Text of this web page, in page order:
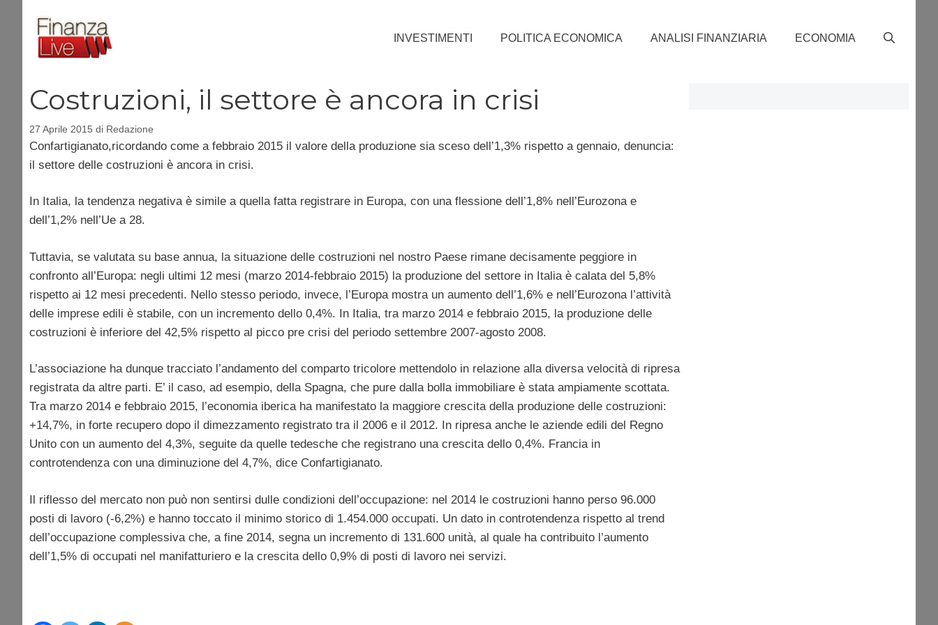
contenuto
INVESTIMENTI POLITICA ECONOMICA ANALISI FINANZIARIA ECONOMIA
Costruzioni, il settore è ancora in crisi
27 Aprile 2015 di Redazione
Confartigianato,ricordando come a febbraio 2015 il valore della produzione sia sceso dell’1,3% rispetto a gennaio, denuncia:
il settore delle costruzioni è ancora in crisi.
In Italia, la tendenza negativa è simile a quella fatta registrare in Europa, con una flessione dell’1,8% nell’Eurozona e
dell’1,2% nell’Ue a 28.
Tuttavia, se valutata su base annua, la situazione delle costruzioni nel nostro Paese rimane decisamente peggiore in
confronto all’Europa: negli ultimi 12 mesi (marzo 2014-febbraio 2015) la produzione del settore in Italia è calata del 5,8%
rispetto ai 12 mesi precedenti. Nello stesso periodo, invece, l’Europa mostra un aumento dell’1,6% e nell’Eurozona l’attività
delle imprese edili è stabile, con un incremento dello 0,4%. In Italia, tra marzo 2014 e febbraio 2015, la produzione delle
costruzioni è inferiore del 42,5% rispetto al picco pre crisi del periodo settembre 2007-agosto 2008.
L’associazione ha dunque tracciato l’andamento del comparto tricolore mettendolo in relazione alla diversa velocità di ripresa
registrata da altre parti. E’ il caso, ad esempio, della Spagna, che pure dalla bolla immobiliare è stata ampiamente scottata.
Tra marzo 2014 e febbraio 2015, l’economia iberica ha manifestato la maggiore crescita della produzione delle costruzioni:
+14,7%, in forte recupero dopo il dimezzamento registrato tra il 2006 e il 2012. In ripresa anche le aziende edili del Regno
Unito con un aumento del 4,3%, seguite da quelle tedesche che registrano una crescita dello 0,4%. Francia in
controtendenza con una diminuzione del 4,7%, dice Confartigianato.
Il riflesso del mercato non può non sentirsi dulle condizioni dell’occupazione: nel 2014 le costruzioni hanno perso 96.000
posti di lavoro (-6,2%) e hanno toccato il minimo storico di 1.454.000 occupati. Un dato in controtendenza rispetto al trend
dell’occupazione complessiva che, a fine 2014, segna un incremento di 131.600 unità, al quale ha contribuito l’aumento
dell’1,5% di occupati nel manifatturiero e la crescita dello 0,9% di posti di lavoro nei servizi.